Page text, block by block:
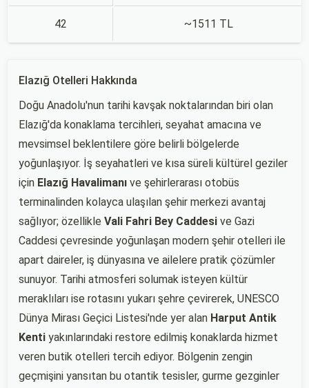
42 ~1511 TL
Elazığ Otelleri Hakkında
Doğu Anadolu'nun tarihi kavşak noktalarından biri olan
Elazığ'da konaklama tercihleri, seyahat amacına ve
mevsimsel beklentilere göre belirli bölgelerde
yoğunlaşıyor. İş seyahatleri ve kısa süreli kültürel geziler
için Elazığ Havalimanı ve şehirlerarası otobüs
terminalinden kolayca ulaşılan şehir merkezi avantaj
sağlıyor; özellikle Vali Fahri Bey Caddesi ve Gazi
Caddesi çevresinde yoğunlaşan modern şehir otelleri ile
apart daireler, iş dünyasına ve ailelere pratik çözümler
sunuyor. Tarihi atmosferi solumak isteyen kültür
meraklıları ise rotasını yukarı şehre çevirerek, UNESCO
Dünya Mirası Geçici Listesi'nde yer alan Harput Antik
Kenti yakınlarındaki restore edilmiş konaklarda hizmet
veren butik otelleri tercih ediyor. Bölgenin zengin
geçmişini yansıtan bu otantik tesisler, gurme gezginler